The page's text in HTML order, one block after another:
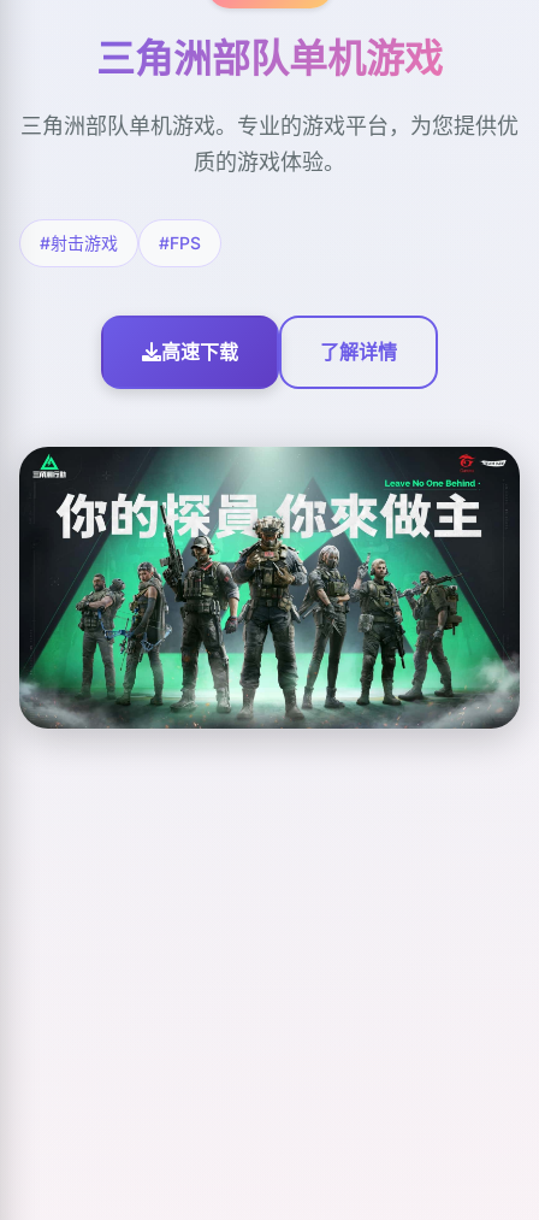
三角洲部队单机游戏
三角洲部队单机游戏。专业的游戏平台，为您提供优
质的游戏体验。
#射击游戏 #FPS
高速下载 了解详情